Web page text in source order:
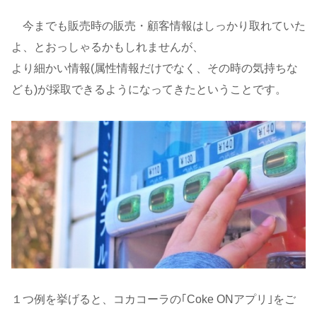
今までも販売時の販売・顧客情報はしっかり取れていた
よ、とおっしゃるかもしれませんが、
より細かい情報(属性情報だけでなく、その時の気持ちな
ども)が採取できるようになってきたということです。
１つ例を挙げると、コカコーラの｢Coke ONアプリ｣をご